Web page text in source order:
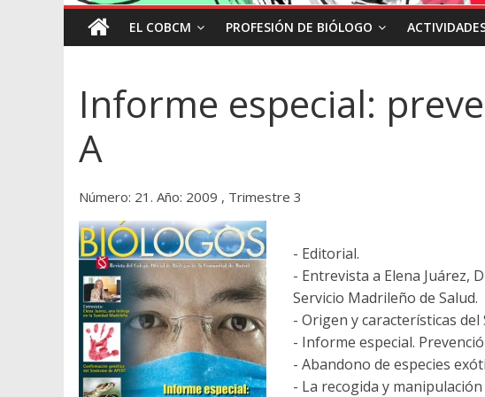
EL COBCM PROFESIÓN DE BIÓLOGO
Informe especial:
A
Número: 21. Año: 2009 , Trimestre 3
- Editorial.
- Entrevista a Elena Juárez,
Servicio Madrileño de Salud.
- Origen y características
- Informe especial.
- Abandono de especies
- La recogida y